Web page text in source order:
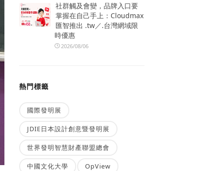
社群觸及會變，品牌入口要
掌握在自己手上：Cloudmax
匯智推出 .tw／.台灣網域限
時優惠
2026/08/06
熱門標籤
國際發明展
JDIE日本設計創意暨發明展
世界發明智慧財產聯盟總會
中國文化大學 OpView